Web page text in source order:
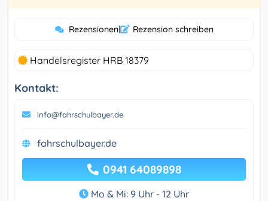
Rezensionen| Rezension schreiben
Handelsregister HRB 18379
Kontakt:
info@fahrschulbayer.de
fahrschulbayer.de
0941 64089898
Mo & Mi: 9 Uhr - 12 Uhr